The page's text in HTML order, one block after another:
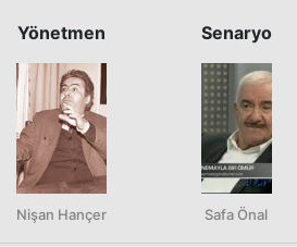
Yönetmen
Nişan Hançer
Senaryo
Safa Önal